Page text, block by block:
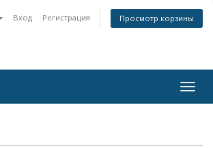
Вход Регистрация Просмотр корзины